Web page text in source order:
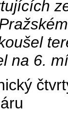
na 6.